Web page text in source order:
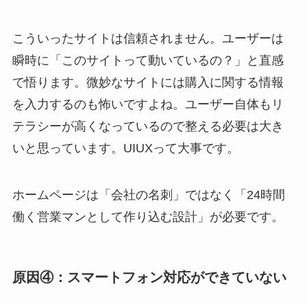
こういったサイトは信頼されません。ユーザーは
瞬時に「このサイトって動いているの？」と直感
で悟ります。微妙なサイトには購入に関する情報
を入力するのも怖いですよね。ユーザー自体もリ
テラシーが高くなっているので整える必要は大き
いと思っています。UIUXって大事です。
ホームページは「会社の名刺」ではなく「24時間
働く営業マンとして作り込む設計」が必要です。
原因④：スマートフォン対応ができていない